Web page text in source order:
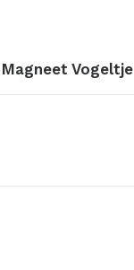
Vogeltje